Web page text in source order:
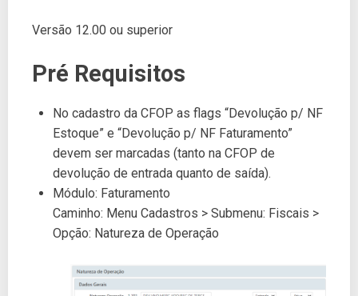
Versão 12.00 ou superior
Pré Requisitos
No cadastro da CFOP as flags “Devolução p/ NF
Estoque” e “Devolução p/ NF Faturamento”
devem ser marcadas (tanto na CFOP de
devolução de entrada quanto de saída).
Módulo: Faturamento
Caminho: Menu Cadastros > Submenu: Fiscais >
Opção: Natureza de Operação